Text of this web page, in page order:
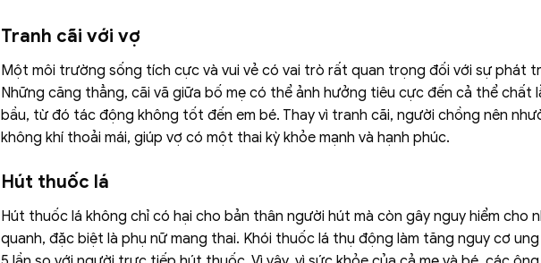
Tranh cãi với vợ
Một môi trường sống tích cực và vui vẻ có vai trò rất quan trọng đối với sự phát
Những căng thẳng, cãi vã giữa bố mẹ có thể ảnh hưởng tiêu cực đến cả thể chất
bầu, từ đó tác động không tốt đến em bé. Thay vì tranh cãi, người chồng nên
không khí thoải mái, giúp vợ có một thai kỳ khỏe mạnh và hạnh phúc.
Hút thuốc lá
Hút thuốc lá không chỉ có hại cho bản thân người hút mà còn gây nguy hiểm cho
quanh, đặc biệt là phụ nữ mang thai. Khói thuốc lá thụ động làm tăng nguy cơ